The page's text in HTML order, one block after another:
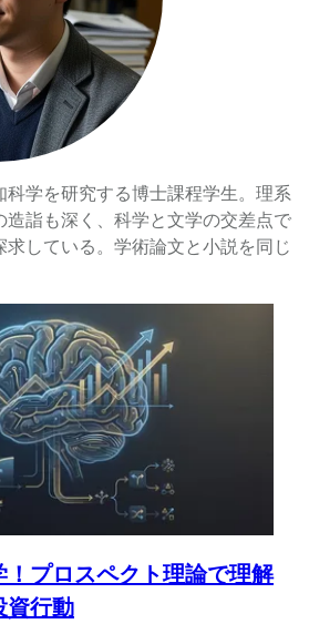
学を研究する博士課程学生。理系
造詣も深く、科学と文学の交差点で
している。学術論文と小説を同じ
プロスペクト理論で理解
資行動